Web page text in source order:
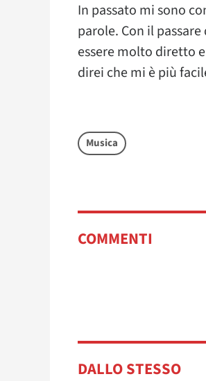
In passato mi sono
parole. Con il
essere molto diretto
direi che mi è più
Musica
COMMENTI
DALLO STESSO